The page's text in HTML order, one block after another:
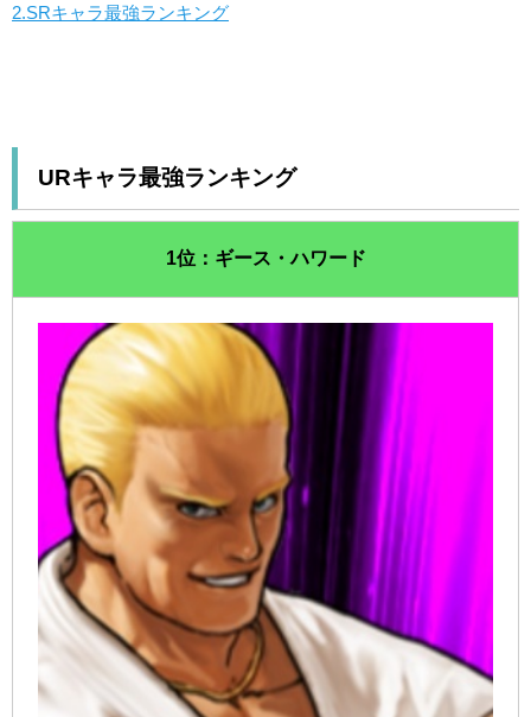
2.SRキャラ最強ランキング
URキャラ最強ランキング
1位：ギース・ハワード